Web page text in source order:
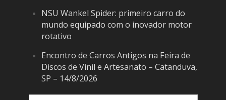
NSU Wankel Spider: primeiro carro do
mundo equipado com o inovador motor
rotativo
Encontro de Carros Antigos na Feira de
Discos de Vinil e Artesanato – Catanduva,
SP – 14/8/2026